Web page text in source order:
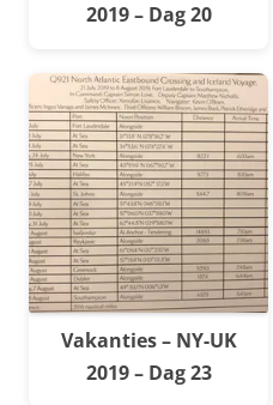
2019 – Dag 20
Vakanties – NY-UK
2019 – Dag 23